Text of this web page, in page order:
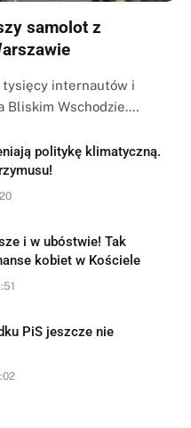
samolot z
tysięcy internautów i
Bliskim Wschodzie.…
politykę klimatyczną.
i w ubóstwie! Tak
kobiet w Kościele
PiS jeszcze nie